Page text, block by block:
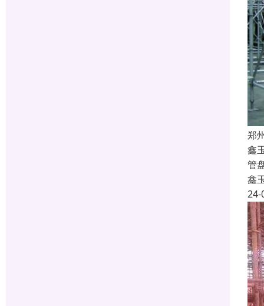
郑
鑫
管
鑫
24-